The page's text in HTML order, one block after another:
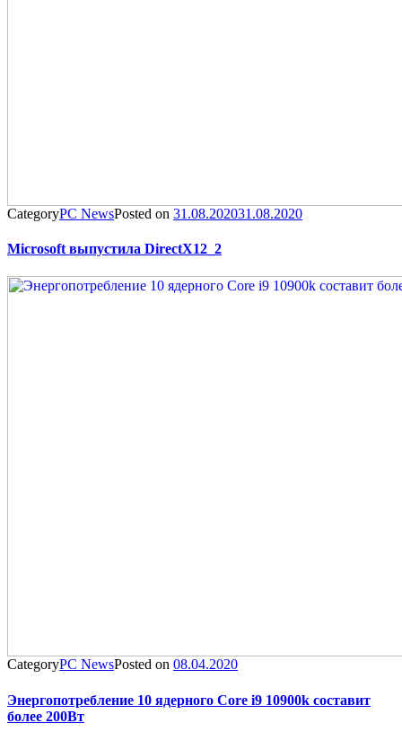
CategoryPC NewsPosted on 31.08.202031.08.2020
Microsoft выпустила DirectX12_2
CategoryPC NewsPosted on 08.04.2020
Энергопотребление 10 ядерного Core i9 10900k составит
более 200Вт